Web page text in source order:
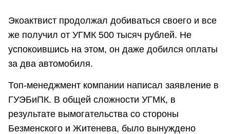
Экоактвист продолжал добиваться своего и все
же получил от УГМК 500 тысяч рублей. Не
успокоившись на этом, он даже добился оплаты
за два автомобиля.
Топ-менеджмент компании написал заявление в
ГУЭБиПК. В общей сложности УГМК, в
результате вымогательства со стороны
Безменского и Житенева, было вынуждено